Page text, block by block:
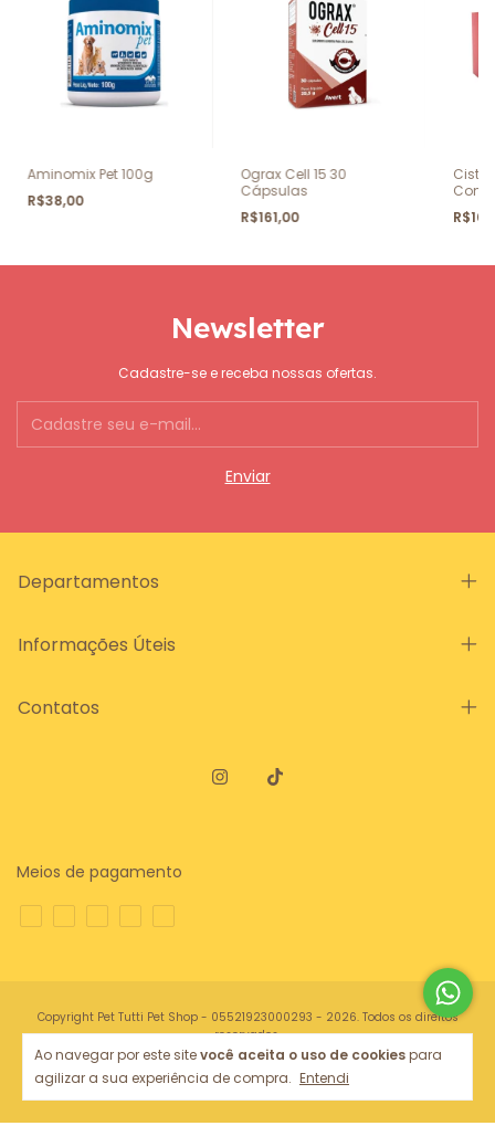
Ao navegar por este sitevocê aceita o uso de cookiespara
agilizar a sua experiência de compra. Entendi
Aminomix Pet 100g
R$38,00
Ograx Cell 15 30
Cápsulas
R$161,00
Newsletter
Cadastre-se e receba nossas ofertas.
Departamentos
Informações Úteis
Contatos
Meios de pagamento
Copyright Pet Tutti Pet Shop - 05521923000293 - 2026. Todos os direitos
reservados.